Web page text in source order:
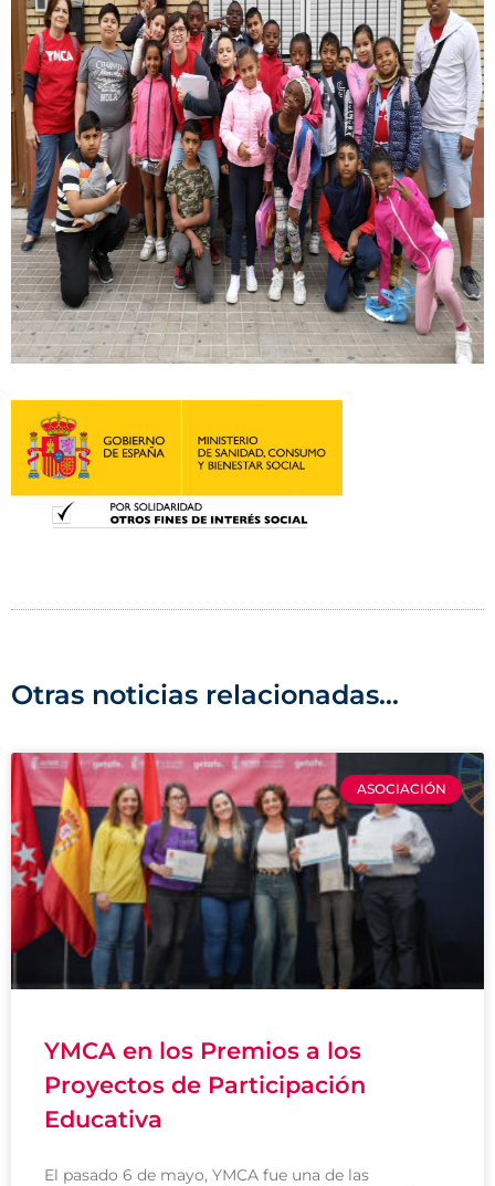
Otras noticias relacionadas...
ASOCIACIÓN
YMCA en los Premios a los
Proyectos de Participación
Educativa
El pasado 6 de mayo, YMCA fue una de las